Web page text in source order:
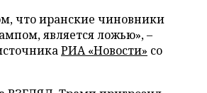
что иранские чиновники
является ложью», –
РИА «Новости» со